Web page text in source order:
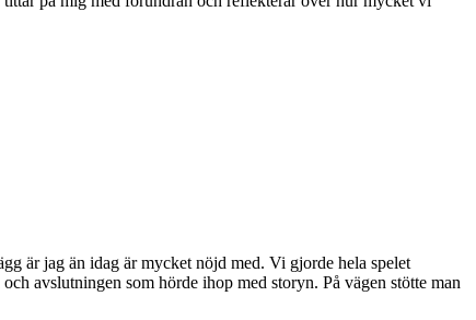
är jag än idag är mycket nöjd med. Vi gjorde hela spelet
avslutningen som hörde ihop med storyn. På vägen stötte man